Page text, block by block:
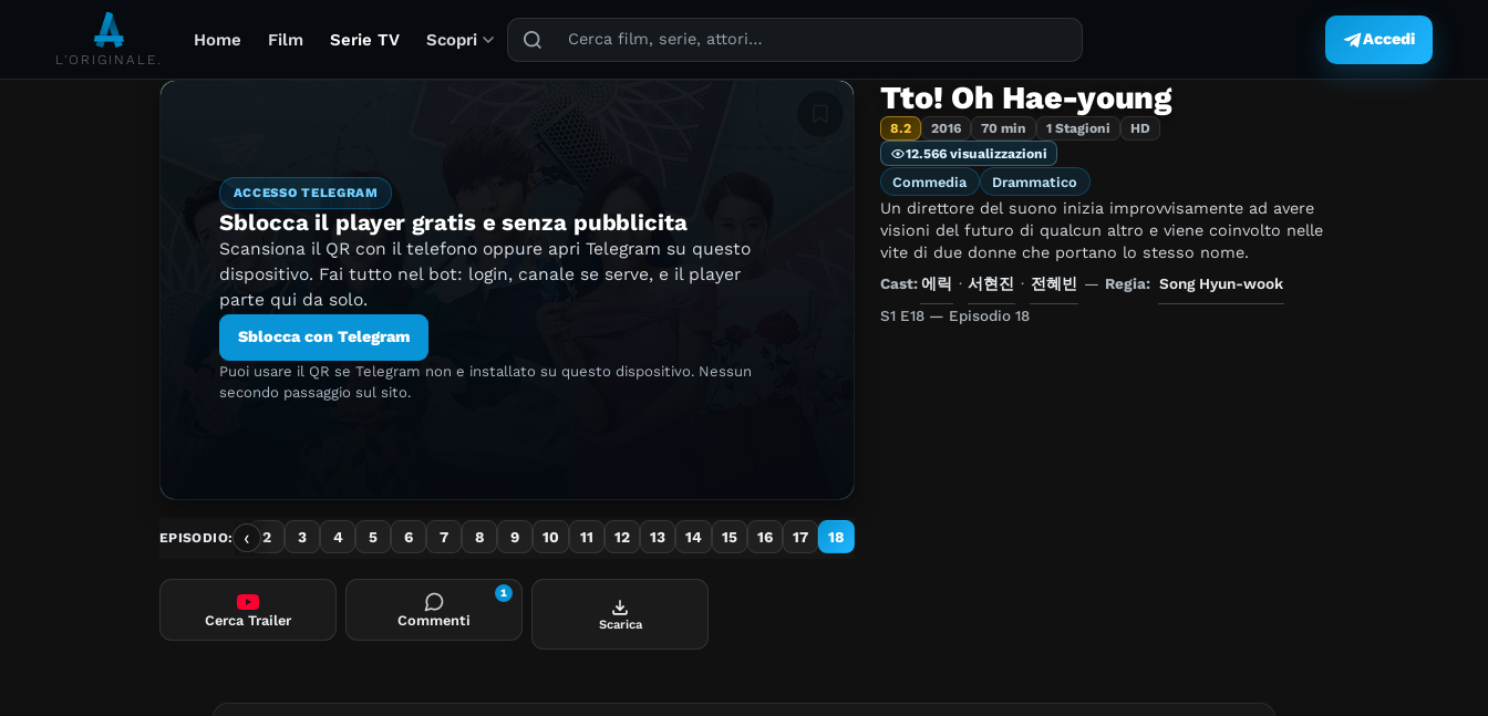
L'ORIGINALE.
Home Film Serie TV Scopri
Puoi cercare film, serie TV, attori, registi, generi e temi.
Accedi
ACCESSO TELEGRAM
Sblocca il player gratis e senza pubblicita
Scansiona il QR con il telefono oppure apri Telegram su questo
dispositivo. Fai tutto nel bot: login, canale se serve, e il player
parte qui da solo.
Sblocca con Telegram
Puoi usare il QR se Telegram non e installato su questo dispositivo. Nessun
secondo passaggio sul sito.
Aggiungi in lista
EPISODIO: ‹
1 2 3 4 5 6 7 8 9 10 11 12 13 14 15 16 17 18
Tto! Oh Hae-young
8.2 2016 70 min 1 Stagioni
HD
12.566 visualizzazioni
Commedia Drammatico
Un direttore del suono inizia improvvisamente ad avere
visioni del futuro di qualcun altro e viene coinvolto nelle
vite di due donne che portano lo stesso nome.
Cast: 에릭 · 서현진 · 전혜빈 — Regia: Song Hyun-wook
S1 E18 — Episodio 18
Cerca Trailer Commenti
1
Scarica